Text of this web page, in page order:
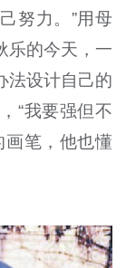
努力。”用母
乐的今天，一
法设计自己的
“我要强但不
画笔，他也懂